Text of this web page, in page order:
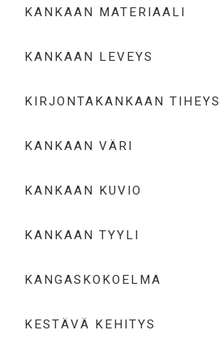
KANKAAN MATERIAALI
KANKAAN LEVEYS
KIRJONTAKANKAAN TIHEYS
KANKAAN VÄRI
KANKAAN KUVIO
KANKAAN TYYLI
KANGASKOKOELMA
KESTÄVÄ KEHITYS